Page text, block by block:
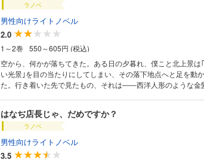
ラノベ
男性向けライトノベル
2.0
1～2巻
550～605円 (税込)
空から、何かが落ちてきた。ある日の夕暮れ、僕こと北上景は
い光景｣を目の当たりにしてしまい、その落下地点へと足を動
た。行き着いた先で見たもの、それは――西洋人形のような金
はなぢ店長じゃ、だめですか？
ラノベ
男性向けライトノベル
3.5